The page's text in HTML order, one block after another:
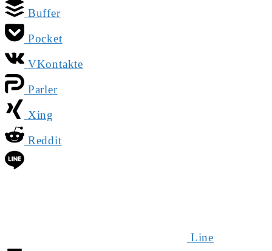
Buffer
Pocket
VKontakte
Parler
Xing
Reddit
Line